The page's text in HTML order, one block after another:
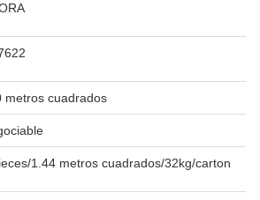
metros cuadrados
1.44 metros cuadrados/32kg/carton